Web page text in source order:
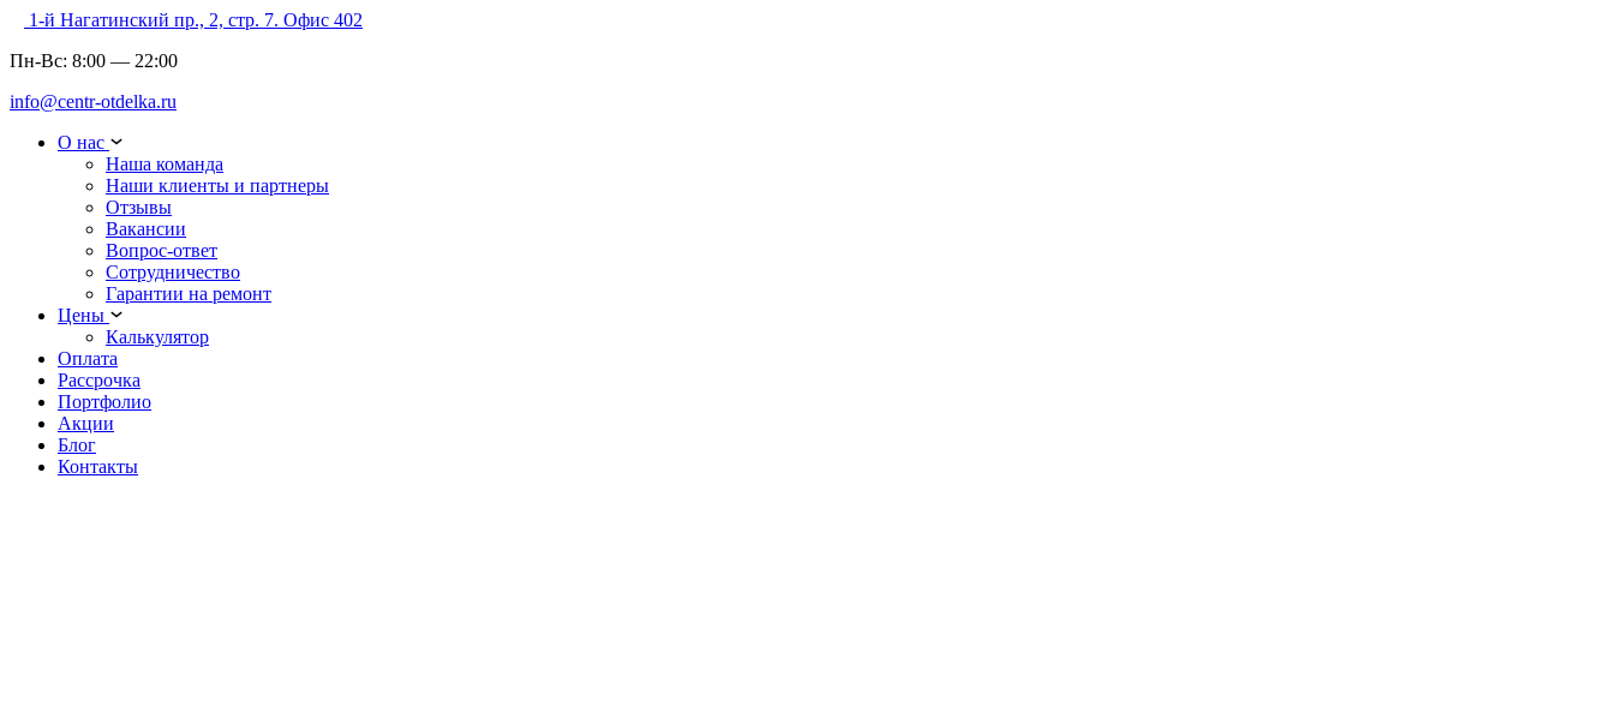
1-й Нагатинский пр., 2, стр. 7. Офис 402
Пн-Вс: 8:00 — 22:00
info@centr-otdelka.ru
О нас
Наша команда
Наши клиенты и партнеры
Отзывы
Вакансии
Вопрос-ответ
Сотрудничество
Гарантии на ремонт
Цены
Калькулятор
Оплата
Рассрочка
Портфолио
Акции
Блог
Контакты